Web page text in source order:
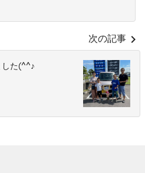
次の記事 chevron_right
した(^^♪